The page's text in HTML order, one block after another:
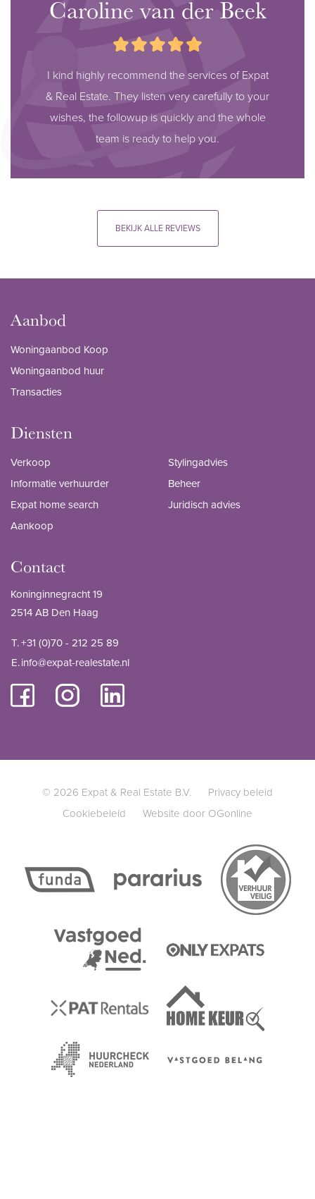
Caroline van der Beek
I kind highly recommend the services of Expat
& Real Estate. They listen very carefully to your
wishes, the followup is quickly and the whole
team is ready to help you.
BEKIJK ALLE REVIEWS
Aanbod
Woningaanbod Koop
Woningaanbod huur
Transacties
Diensten
Verkoop
Informatie verhuurder
Expat home search
Aankoop
Stylingadvies
Beheer
Juridisch advies
Contact
Koninginnegracht 19
2514 AB Den Haag
T.+31 (0)70 - 212 25 89
E.info@expat-realestate.nl
© 2026 Expat & Real Estate B.V.
Privacy beleid
Cookiebeleid
Website door OGonline